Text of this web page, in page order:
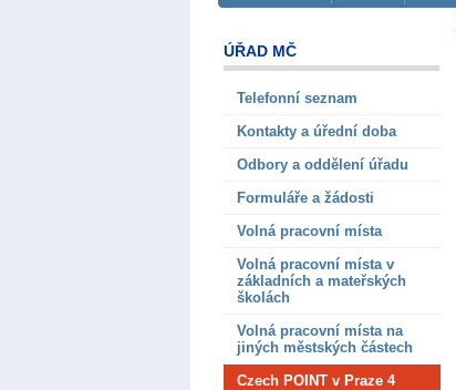
ÚŘAD MČ
Telefonní seznam
Kontakty a úřední doba
Odbory a oddělení úřadu
Formuláře a žádosti
Volná pracovní místa
Volná pracovní místa v
základních a mateřských
školách
Volná pracovní místa na
jiných městských částech
Czech POINT v Praze 4